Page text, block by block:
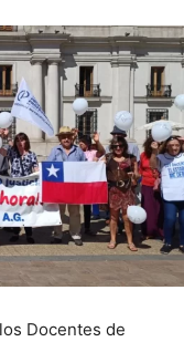
Docentes de